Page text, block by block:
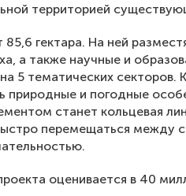
территорией
гектара. На ней
а также научные и
5 тематических секторов.
природные и погодные
станет кольцевая
перемещаться между
оценивается в 40